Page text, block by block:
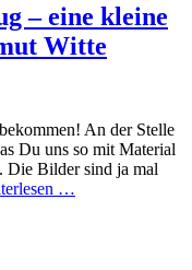
– eine kleine
Witte
An der Stelle
Du uns so mit Material
Die Bilder sind ja mal
…